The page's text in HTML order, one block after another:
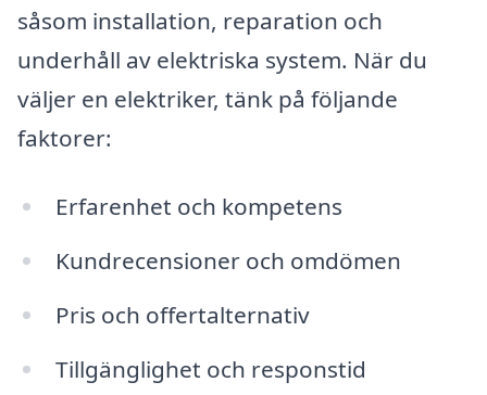
såsom installation, reparation och
underhåll av elektriska system. När du
väljer en elektriker, tänk på följande
faktorer:
Erfarenhet och kompetens
Kundrecensioner och omdömen
Pris och offertalternativ
Tillgänglighet och responstid